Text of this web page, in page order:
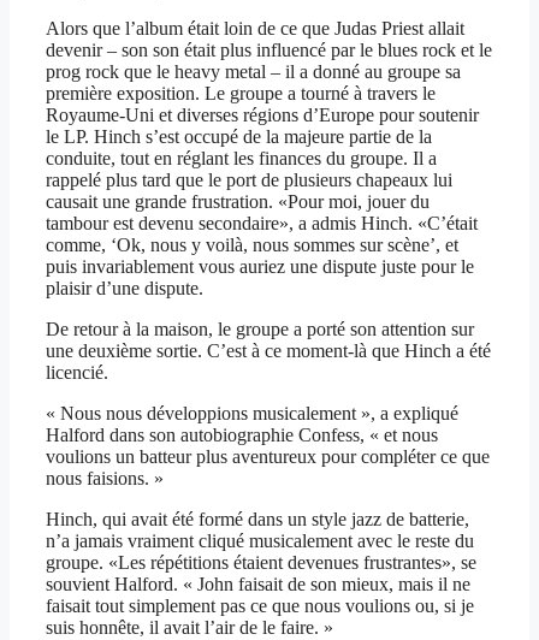
Alors que l’album était loin de ce que Judas Priest allait
devenir – son son était plus influencé par le blues rock et le
prog rock que le heavy metal – il a donné au groupe sa
première exposition. Le groupe a tourné à travers le
Royaume-Uni et diverses régions d’Europe pour soutenir
le LP. Hinch s’est occupé de la majeure partie de la
conduite, tout en réglant les finances du groupe. Il a
rappelé plus tard que le port de plusieurs chapeaux lui
causait une grande frustration. «Pour moi, jouer du
tambour est devenu secondaire», a admis Hinch. «C’était
comme, ‘Ok, nous y voilà, nous sommes sur scène’, et
puis invariablement vous auriez une dispute juste pour le
plaisir d’une dispute.
De retour à la maison, le groupe a porté son attention sur
une deuxième sortie. C’est à ce moment-là que Hinch a été
licencié.
« Nous nous développions musicalement », a expliqué
Halford dans son autobiographie Confess, « et nous
voulions un batteur plus aventureux pour compléter ce que
nous faisions. »
Hinch, qui avait été formé dans un style jazz de batterie,
n’a jamais vraiment cliqué musicalement avec le reste du
groupe. «Les répétitions étaient devenues frustrantes», se
souvient Halford. « John faisait de son mieux, mais il ne
faisait tout simplement pas ce que nous voulions ou, si je
suis honnête, il avait l’air de le faire. »